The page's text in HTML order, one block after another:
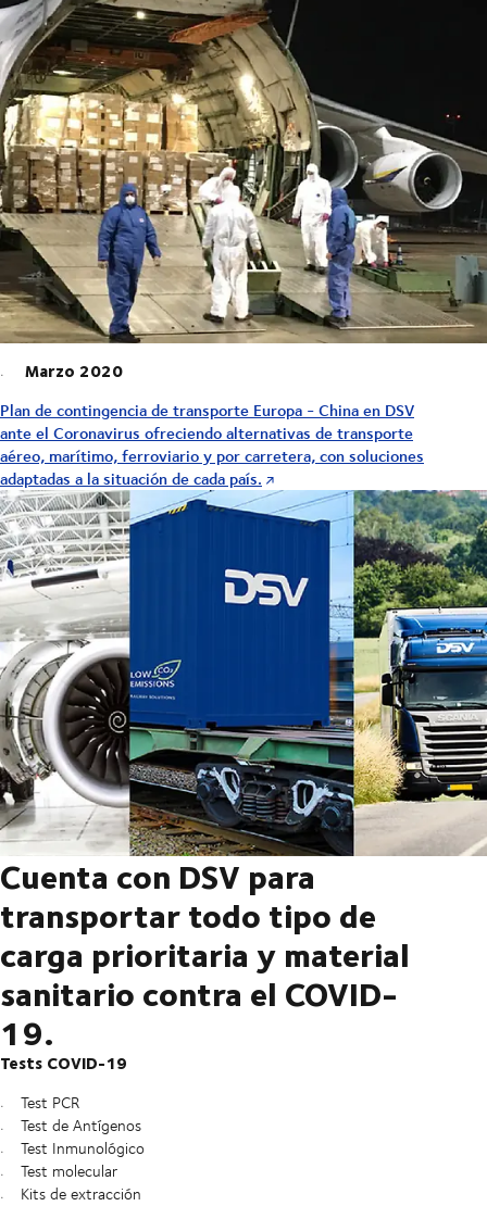
Marzo 2020
Plan de contingencia de transporte Europa - China en DSV
ante el Coronavirus ofreciendo alternativas de transporte
aéreo, marítimo, ferroviario y por carretera, con soluciones
adaptadas a la situación de cada país.
Cuenta con DSV para
transportar todo tipo de
carga prioritaria y material
sanitario contra el COVID-
19.
Tests COVID-19
Test PCR
Test de Antígenos
Test Inmunológico
Test molecular
Kits de extracción